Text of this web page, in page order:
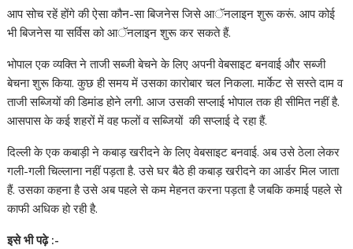
आप सोच रहें होंगे की ऐसा कौन-सा बिजनेस जिसे आॅनलाइन शुरू करूं. आप कोई
भी बिजनेस या सर्विस को आॅनलाइन शुरू कर सकते हैं.
भोपाल एक व्यक्ति ने ताजी सब्जी बेचने के लिए अपनी वेबसाइट बनवाई और सब्जी
बेचना शुरू किया. कुछ ही समय में उसका कारोबार चल निकला. मार्केट से सस्ते दाम व
ताजी सब्जियों की डिमांड होने लगी. आज उसकी सप्लाई भोपाल तक ही सीमित नहीं है.
आसपास के कई शहरों में वह फलों व सब्जियों की सप्लाई दे रहा हैं.
दिल्ली के एक कबाड़ी ने कबाड़ खरीदने के लिए वेबसाइट बनवाई. अब उसे ठेला लेकर
गली-गली चिल्लाना नहीं पड़ता है. उसे घर बैठे ही कबाड़ खरीदने का आर्डर मिल जाता
हैं. उसका कहना है उसे अब पहले से कम मेहनत करना पड़ता है जबकि कमाई पहले से
काफी अधिक हो रही है.
इसेभीपढ़े :-